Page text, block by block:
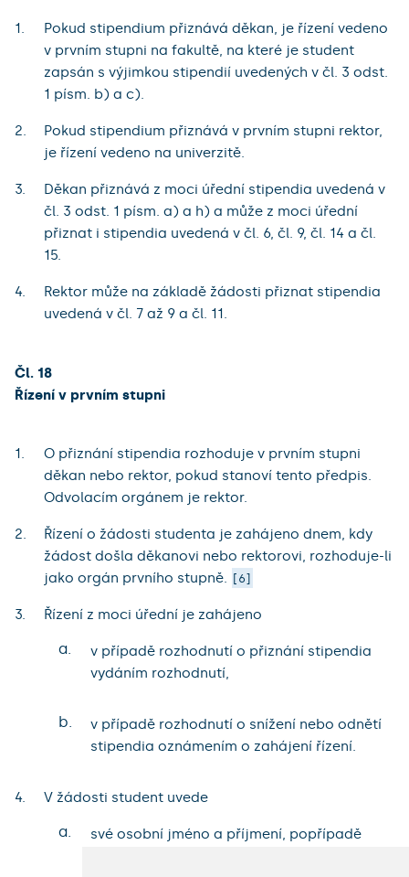
Pokud stipendium přiznává děkan, je řízení vedeno
v prvním stupni na fakultě, na které je student
zapsán s výjimkou stipendií uvedených v čl. 3 odst.
1 písm. b) a c).
Pokud stipendium přiznává v prvním stupni rektor,
je řízení vedeno na univerzitě.
Děkan přiznává z moci úřední stipendia uvedená v
čl. 3 odst. 1 písm. a) a h) a může z moci úřední
přiznat i stipendia uvedená v čl. 6, čl. 9, čl. 14 a čl.
15.
Rektor může na základě žádosti přiznat stipendia
uvedená v čl. 7 až 9 a čl. 11.
Čl. 18
Řízení v prvním stupni
O přiznání stipendia rozhoduje v prvním stupni
děkan nebo rektor, pokud stanoví tento předpis.
Odvolacím orgánem je rektor.
Řízení o žádosti studenta je zahájeno dnem, kdy
žádost došla děkanovi nebo rektorovi, rozhoduje-li
jako orgán prvního stupně.
6
Řízení z moci úřední je zahájeno
a.
v případě rozhodnutí o přiznání stipendia
vydáním rozhodnutí,
b.
v případě rozhodnutí o snížení nebo odnětí
stipendia oznámením o zahájení řízení.
V žádosti student uvede
a.
své osobní jméno a příjmení, popřípadě